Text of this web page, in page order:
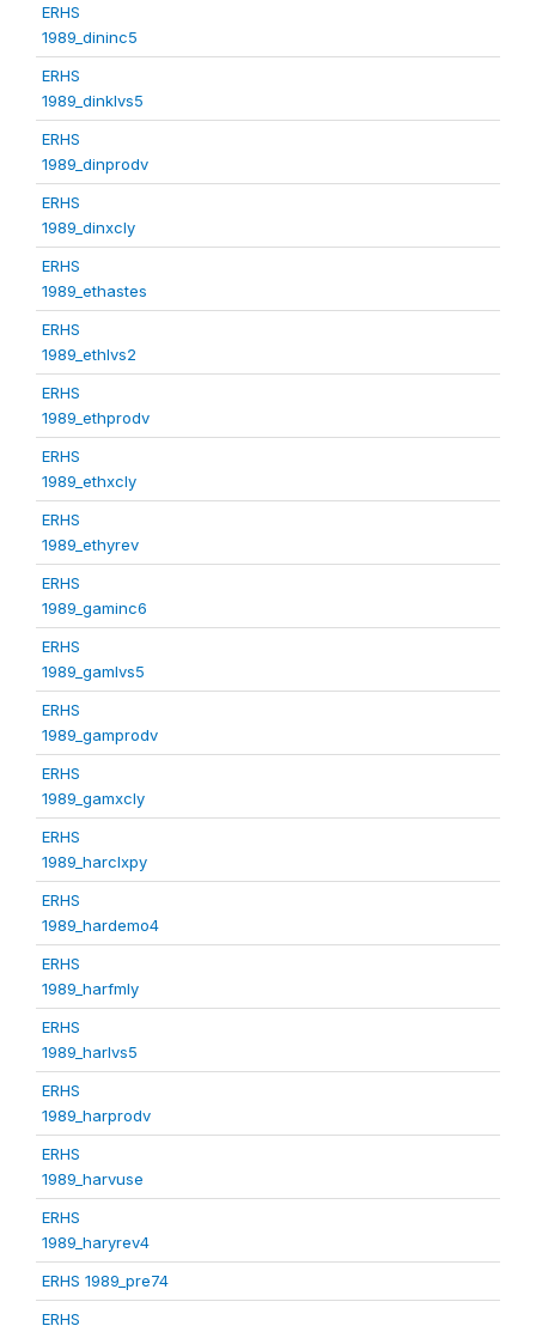
ERHS
1989_dininc5
ERHS
1989_dinklvs5
ERHS
1989_dinprodv
ERHS
1989_dinxcly
ERHS
1989_ethastes
ERHS
1989_ethlvs2
ERHS
1989_ethprodv
ERHS
1989_ethxcly
ERHS
1989_ethyrev
ERHS
1989_gaminc6
ERHS
1989_gamlvs5
ERHS
1989_gamprodv
ERHS
1989_gamxcly
ERHS
1989_harclxpy
ERHS
1989_hardemo4
ERHS
1989_harfmly
ERHS
1989_harlvs5
ERHS
1989_harprodv
ERHS
1989_harvuse
ERHS
1989_haryrev4
ERHS 1989_pre74
ERHS